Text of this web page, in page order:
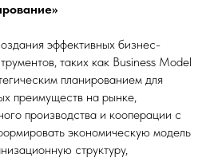
эффективных бизнес-
таких как Business Model
планированием для
преимуществ на рынке,
производства и кооперации с
экономическую модель
структуру,